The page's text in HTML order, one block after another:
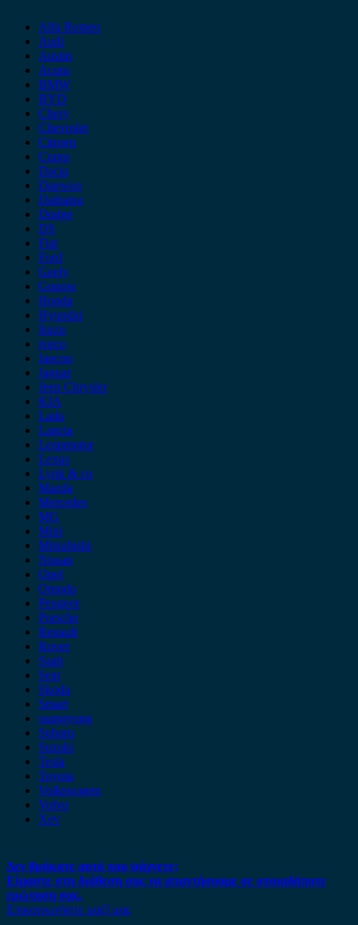
Alfa Romeo
Audi
Austin
Acura
BMW
BYD
Chery
Chevrolet
Citroen
Cupra
Dacia
Daewoo
Daihatsu
Dodge
DS
Fiat
Ford
Geely
Gonow
Honda
Hyundai
Isuzu
iveco
Jaecoo
Jaguar
Jeep Chrysler
KIA
Lada
Lancia
Leapmotor
Lexus
Lynk & co
Mazda
Mercedes
MG
Mini
Mitsubishi
Nissan
Opel
Omoda
Peugeot
Porsche
Renault
Rover
Saab
Seat
Skoda
Smart
ssangyong
Subaru
Suzuki
Tesla
Toyota
Volkswagen
Volvo
Xev
Δεν βρήκατε αυτό που ψάχνετε;
Είμαστε στη διάθεση σας να απαντήσουμε σε οποιαδήποτε
ερώτηση σας.
Επικοινωνήστε μαζί μας